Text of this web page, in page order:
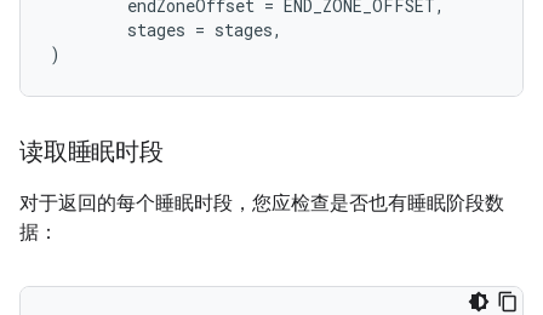
endZoneOffset = END_ZONE_OFFSET,
stages = stages,
)
读取睡眠时段
对于返回的每个睡眠时段，您应检查是否也有睡眠阶段数
据：